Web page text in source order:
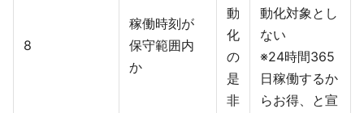
8
稼働時刻が
保守範囲内
か
動
化
の
是
非
動化対象とし
ない
※24時間365
日稼働するか
らお得、と宣